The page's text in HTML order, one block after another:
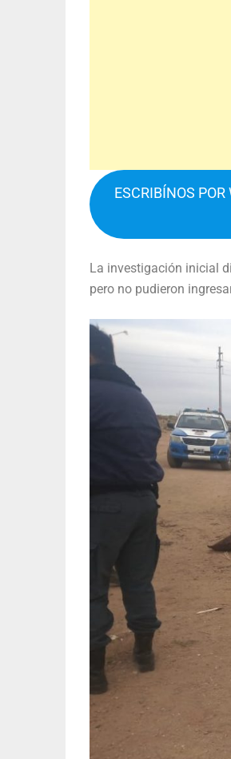
ESCRIBÍNOS
La investigación inicial
pero no pudieron